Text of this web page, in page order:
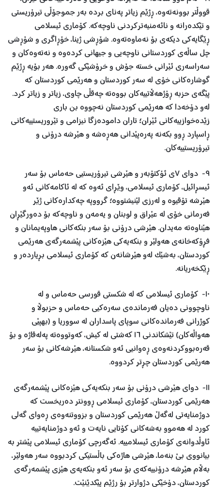
قووڵتر بوونەتەوە، ڕژێم زیاتر پەنای بردە بەر جموجۆڵی تیرۆریستی
و تێکدەرانە و نائەمنیەترکردنی ناوچەکە. کۆماری ئیسلامی
ڕێگایەکی دیکەی بۆ نەماوەتەوە. شۆڕشی ژینا، خۆڕاگری و شۆڕشی
چل ساڵەی کوردستانی ناوچەیی و جیهانی کردەوە و نەتەوەکان و
سەراسەری ئێرانی خستە جۆش و خرۆشێکی گەورە. هەر بۆیە ڕژێم
گوشارەکانی خۆی لە سەر کوردستان و هەرێمی کوردستان که
پێگەی حزبە ڕۆژھەڵاتییەکان بووەتە چەقڵی چاوی، زیاتر و زیاتر کرد.
لەو دۆخەدا کە هەرێمی کوردستان نەچووە بن باری
زێدەخوازییەکانی ئێران؛ تاران دامودەزگا نیزامی و تێروریستییەکانی
ڕاسپارد ڕوو بکەنە پەرەپێدانی هەڕەشە و ھێرشە درۆنی و
تیرۆریستییەکان.
٩- دوای ٧ی ئۆکتۆبەر و هێرشی تیرۆریستیی حەماس بۆ سەر
ئیسڕائیل، کۆماری ئیسلامی، وێڕای ئەوە که لە ئاکامەکانی ئەو
ھێرشە تۆقیوە و لەرزی لێنیشتووە؛ گرووپە چەکدارەکانی ژێر
فەرمانی خۆی له عێراق و لوبنان و یەمەن و ناوچەکە بۆ دەورگێڕان
ھێناوەتە مەیدان. هێرشی درۆنی بۆ سەر بنکەکانی هاوپەیمانان و
فڕۆکەخانەی هەولێر و بنکەیەکی هێزەکانی پێشمەرگەی هەرێمی
کوردستان، بەشێک لەو ھێرشانەن کە کۆماری ئیسلامی بڕیاردەر و
ڕێکخەریانە.
١٠- کۆماری ئیسلامی که له شکستی قورسی حەماس و له
ناوچوونی دەیان فەرماندەی سەرەکیی حەماس و حزبوڵا و
کوژرانی فەرماندەکانی سوپای پاسداران له سووریا و (بهپێی
هەواڵەکان) تێشکاندنی ١٦ کەشتی له کیش، کەوتووەتە پەلەقاژە و بۆ
قەرەبووکردنەوەی ڕەوانیی ئەو شکستانە، ھێرشەکانی بۆ سەر
هەرێمی کوردستان چڕتر کردووە.
١١- دوای هێرشی درۆنی بۆ سەر بنکەیەکی هێزەکانی پێشمەرگەی
هەرێمی کوردستان، کۆماری ئیسلامی ڕوونتر دەریخست که
دوژمنایەتی لەگەڵ هەرێمی کوردستان و بزووتنەوەی ڕەوای گەلی
کورد له هەموو بەشەکانی کۆتایی نایەت و ئەو دوژمنایەتییە
ئاوڵدوانەی کۆماری ئیسلامییە. ئەگەرچی کۆماری ئیسلامی پێشتر به
بیانووی بێ بنەما، هێرشی هاژەکی باڵستیکی کردبووە سەر هەولێر،
بەڵام ھێرشە درۆنییەکەی بۆ سەر ئەو بنکەیەی هێزی پێشمەرگەی
کوردستان، دۆخێکی دژوارتر بۆ ڕژێم پێکدێنێت.